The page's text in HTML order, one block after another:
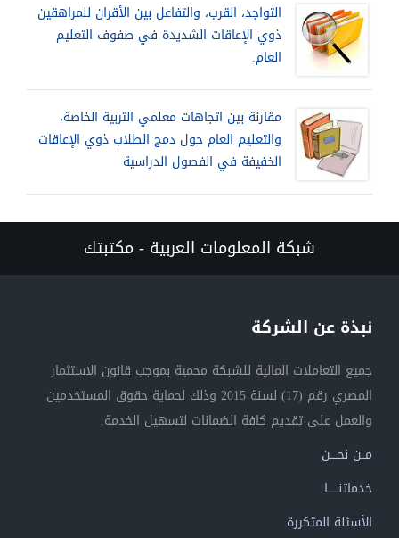
التواجد، القرب، والتفاعل بين الأقران للمراهقين
ذوي الإعاقات الشديدة في صفوف التعليم
العام.
مقارنة بين اتجاهات معلمي التربية الخاصة،
والتعليم العام حول دمج الطلاب ذوي الإعاقات
الخفيفة في الفصول الدراسية
شبكة المعلومات العربية - مكتبتك
نبذة عن الشركة
جميع التعاملات المالية للشبكة محمية بموجب قانون الاستثمار
المصري رقم (17) لسنة 2015 وذلك لحماية حقوق المستخدمين
والعمل على تقديم كافة الضمانات لتسهيل الخدمة.
مــن نحــــن
خدماتنــــــا
الأسئلة المتكررة